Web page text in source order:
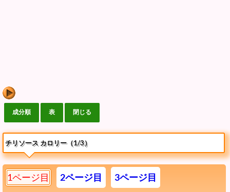
チリソース カロリー（1/3）
1ページ目 2ページ目 3ページ目